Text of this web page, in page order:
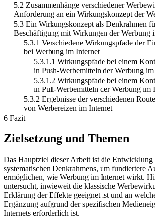
5.2 Zusammenhänge verschiedener
Anforderung an ein Wirkungskonzept der
5.3 Ein Wirkungskonzept als Denkrahmen
Beschäftigung mit Wirkungen der Werbung
5.3.1 Verschiedene Wirkungspfade der
bei Werbung im Internet
5.3.1.1 Wirkungspfade bei einem
in Push-Werbemitteln der Werbung
5.3.1.2 Wirkungspfade bei einem
in Pull-Werbemitteln der Werbung im
5.3.2 Ergebnisse der verschiedenen
von Werbereizen im Internet
6 Fazit
Zielsetzung und Themen
Das Hauptziel dieser Arbeit ist die Entwicklung
systematischen Denkrahmens, um fundiertere
ermöglichen, wie Werbung im Internet wirkt.
untersucht, inwieweit die klassische
Erklärung der Effekte geeignet ist und an
Ergänzung aufgrund der spezifischen
Internets erforderlich ist.